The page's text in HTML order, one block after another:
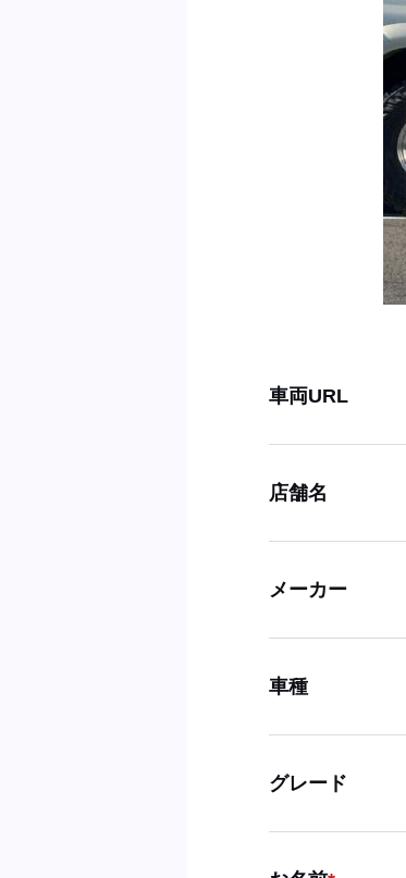
車両URL
店舗名
メーカー
車種
グレード